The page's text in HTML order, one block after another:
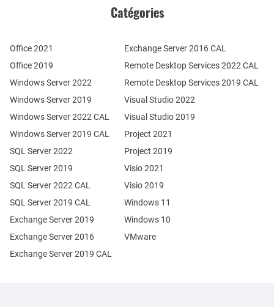
Catégories
Office 2021
Office 2019
Windows Server 2022
Windows Server 2019
Exchange Server 2019
Exchange Server 2016
SQL Server 2022
SQL Server 2019
Windows Server 2022 CAL
Windows Server 2019 CAL
SQL Server 2022 CAL
SQL Server 2019 CAL
Remote Desktop Services 2022 CAL
Remote Desktop Services 2019 CAL
Exchange Server 2019 CAL
Exchange Server 2016 CAL
Visual Studio 2022
Visual Studio 2019
Project 2021
Project 2019
Visio 2021
Visio 2019
Windows 11
Windows 10
VMware